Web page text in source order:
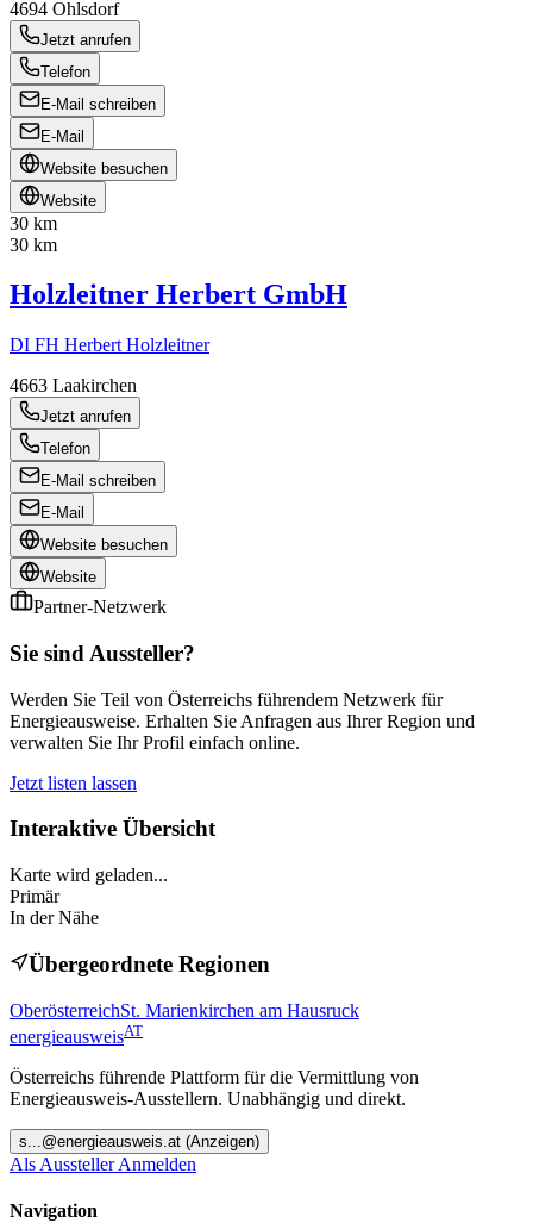
4694 Ohlsdorf
Jetzt anrufen
Telefon
E-Mail schreiben
E-Mail
Website besuchen
Website
30 km
30 km
Holzleitner Herbert GmbH
DI FH Herbert Holzleitner
4663 Laakirchen
Jetzt anrufen
Telefon
E-Mail schreiben
E-Mail
Website besuchen
Website
Partner-Netzwerk
Sie sind Aussteller?
Werden Sie Teil von Österreichs führendem Netzwerk für
Energieausweise. Erhalten Sie Anfragen aus Ihrer Region und
verwalten Sie Ihr Profil einfach online.
Jetzt listen lassen
Interaktive Übersicht
Karte wird geladen...
Primär
In der Nähe
Übergeordnete Regionen
OberösterreichSt. Marienkirchen am Hausruck
energieausweisAT
Österreichs führende Plattform für die Vermittlung von
Energieausweis-Ausstellern. Unabhängig und direkt.
s ...@energieausweis.at (Anzeigen)
Als Aussteller Anmelden
Navigation